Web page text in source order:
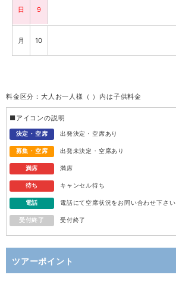
日 9
月 10
水 12
木 13
金 14
日 16
月 17
料金区分：大人お一人様（ ）内は子供料金
■アイコンの説明
決定・空席 出発決定・空席あり
募集・空席 出発未決定・空席あり
満席 満席
待ち キャンセル待ち
電話 電話にて空席状況をお問い合わせ下さい
受付終了 受付終了
ツアーポイント